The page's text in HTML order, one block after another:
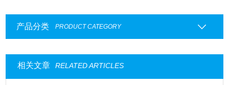
产品分类 PRODUCT CATEGORY
相关文章 RELATED ARTICLES